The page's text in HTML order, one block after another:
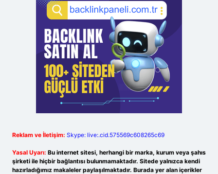
Reklam ve İletişim: Skype: live:.cid.575569c608265c69
Yasal Uyarı: Bu internet sitesi, herhangi bir marka, kurum veya şahıs
şirketi ile hiçbir bağlantısı bulunmamaktadır. Sitede yalnızca kendi
hazırladığımız makaleler paylaşılmaktadır. Burada yer alan içerikler